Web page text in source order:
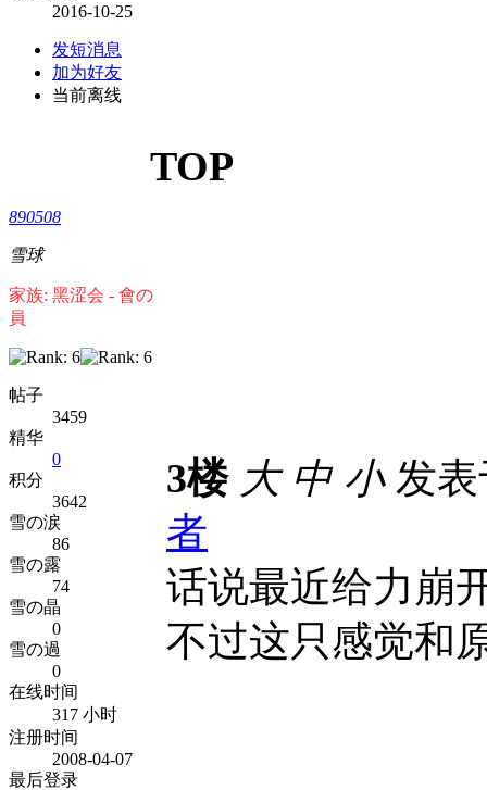
2016-10-25
发短消息
加为好友
当前离线
TOP
890508
雪球
家族: 黑涩会 - 會の
員
帖子
3459
精华
0
积分
3642
雪の涙
86
雪の露
74
雪の晶
0
雪の過
0
在线时间
317 小时
注册时间
2008-04-07
最后登录
3楼 大 中 小发表
者
话说最近给力崩
不过这只感觉和